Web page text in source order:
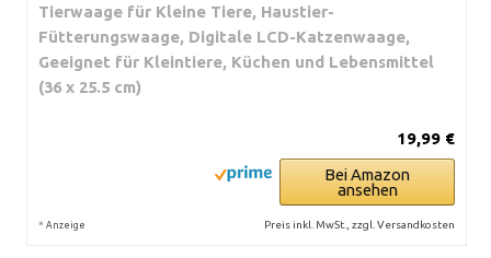
Tierwaage für Kleine Tiere, Haustier-
Fütterungswaage, Digitale LCD-Katzenwaage,
Geeignet für Kleintiere, Küchen und Lebensmittel
(36 x 25.5 cm)
19,99 €
Bei Amazon
ansehen
* Anzeige Preis inkl. MwSt., zzgl. Versandkosten